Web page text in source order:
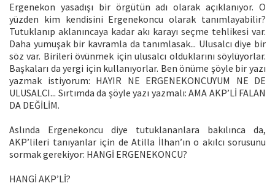
Ergenekon yasadışı bir örgütün adı olarak açıklanıyor. O
yüzden kim kendisini Ergenekoncu olarak tanımlayabilir?
Tutuklanıp aklanıncaya kadar akı karayı seçme tehlikesi var.
Daha yumuşak bir kavramla da tanımlasak... Ulusalcı diye bir
söz var. Birileri övünmek için ulusalcı olduklarını söylüyorlar.
Başkaları da yergi için kullanıyorlar. Ben önüme şöyle bir yazı
yazmak istiyorum: HAYIR NE ERGENEKONCUYUM NE DE
ULUSALCI... Sırtımda da şöyle yazı yazmalı: AMA AKP’Lİ FALAN
DA DEĞİLİM.
Aslında Ergenekoncu diye tutuklananlara bakılınca da,
AKP’lileri tanıyanlar için de Atilla İlhan’ın o akılcı sorusunu
sormak gerekiyor: HANGİ ERGENEKONCU?
HANGİ AKP’Lİ?